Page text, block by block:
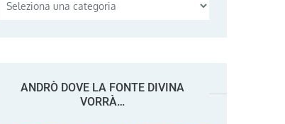
ANDRÒ DOVE LA FONTE DIVINA
VORRÀ…